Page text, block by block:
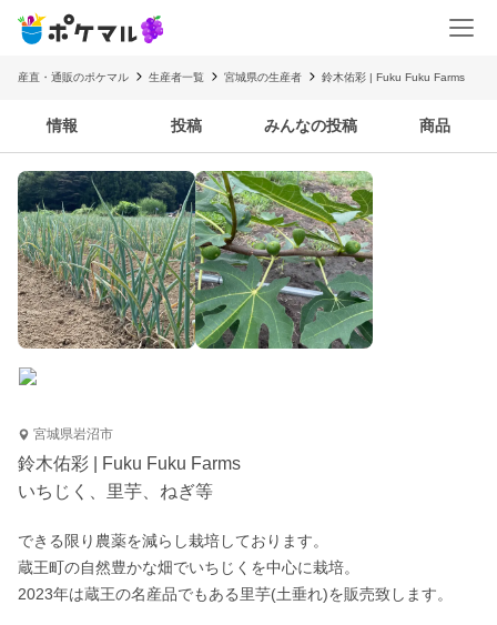
産直・通販のポケマル 生産者一覧 宮城県の生産者 鈴木佑彩 | Fuku Fuku Farms
情報 投稿 みんなの投稿 商品
宮城県岩沼市
鈴木佑彩 | Fuku Fuku Farms
いちじく、里芋、ねぎ等
できる限り農薬を減らし栽培しております。
蔵王町の自然豊かな畑でいちじくを中心に栽培。
2023年は蔵王の名産品でもある里芋(土垂れ)を販売致します。